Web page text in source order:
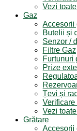
Vezi
Gaz
Accesorii
Butelii și
Senzor /
Filtre Gaz
Furtunuri
Prize
Țevi și
Vezi
Grătare
Accesorii